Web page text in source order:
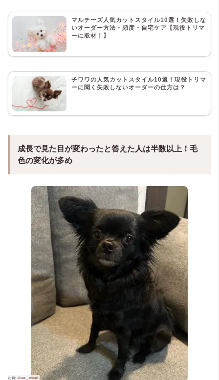
マルチーズ人気カットスタイル10選！失敗しな
いオーダー方法・頻度・自宅ケア【現役トリマ
ーに取材！】
チワワの人気カットスタイル10選！現役トリマ
ーに聞く失敗しないオーダーの仕方は？
成長で見た目が変わったと答えた人は半数以上！毛
色の変化が多め